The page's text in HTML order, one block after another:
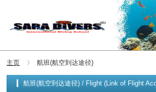
主页 航班(航空到达途径)
航班(航空到达途径) / Flight (Link of Flight